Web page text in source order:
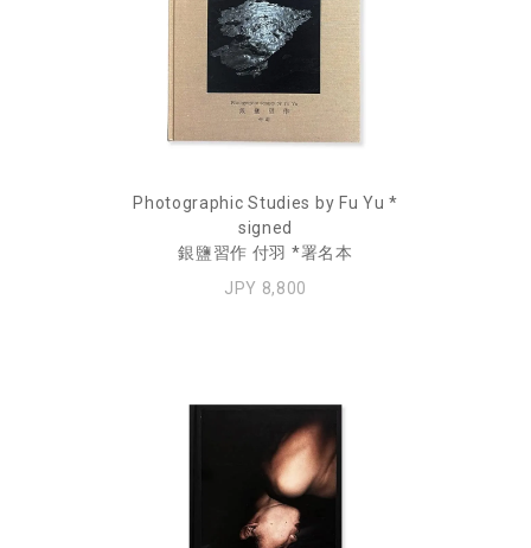
Photographic Studies by Fu Yu *
signed
銀鹽習作 付羽 *署名本
JPY 8,800